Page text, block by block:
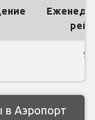
9
в Аэропорт